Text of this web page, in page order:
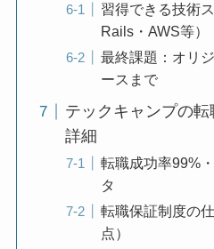
習得できる技術
Rails・AWS等）
最終課題：オリ
ースまで
テックキャンプの
詳細
転職成功率99%
タ
転職保証制度の
点）